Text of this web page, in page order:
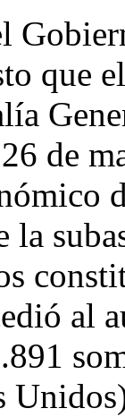
que
de
la
al